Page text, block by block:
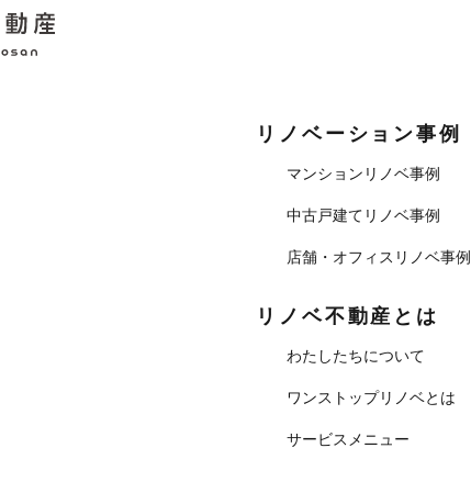
リノベーション事例
マンションリノベ事例
中古戸建てリノベ事例
店舗・オフィスリノベ事例
リノベ不動産とは
わたしたちについて
ワンストップリノベとは
サービスメニュー